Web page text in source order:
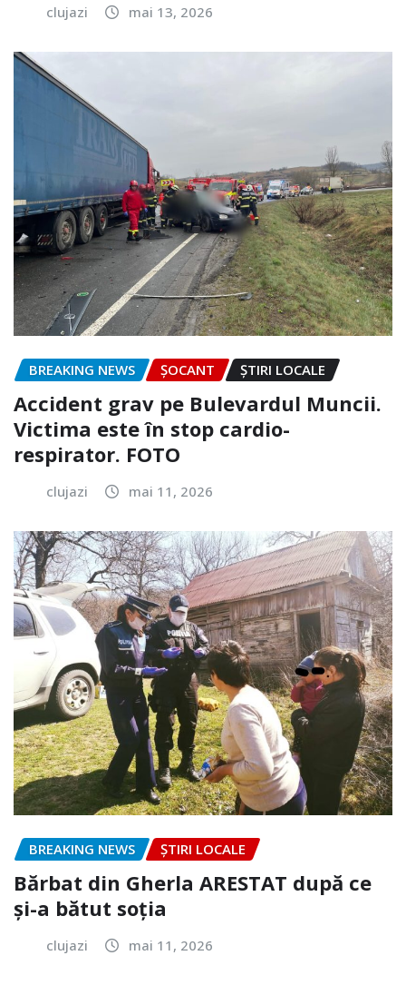
clujazi mai 13, 2026
BREAKING NEWS ȘOCANT ȘTIRI LOCALE
Accident grav pe Bulevardul Muncii.
Victima este în stop cardio-
respirator. FOTO
clujazi mai 11, 2026
BREAKING NEWS ȘTIRI LOCALE
Bărbat din Gherla ARESTAT după ce
și-a bătut soția
clujazi mai 11, 2026